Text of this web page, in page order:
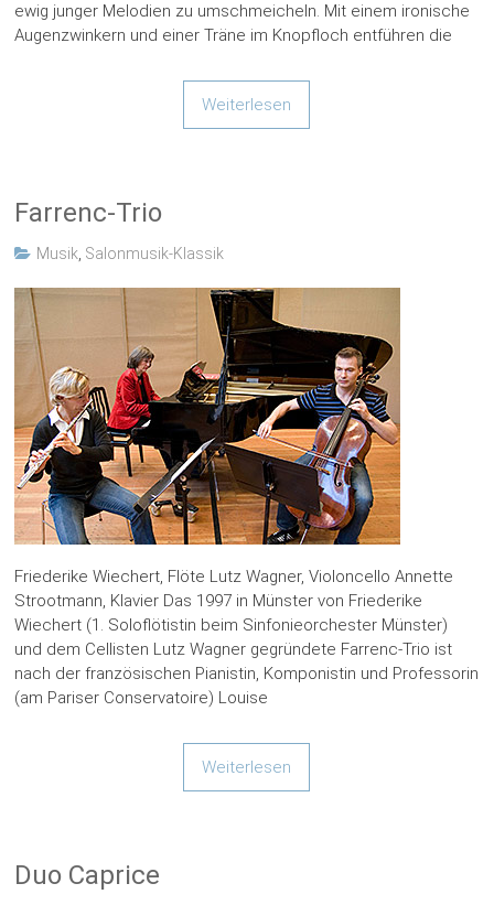
ewig junger Melodien zu umschmeicheln. Mit einem ironische
Augenzwinkern und einer Träne im Knopfloch entführen die
Weiterlesen
Farrenc-Trio
Musik Salonmusik-Klassik
Friederike Wiechert, Flöte Lutz Wagner, Violoncello Annette
Strootmann, Klavier Das 1997 in Münster von Friederike
Wiechert (1. Soloflötistin beim Sinfonieorchester Münster)
und dem Cellisten Lutz Wagner gegründete Farrenc-Trio ist
nach der französischen Pianistin, Komponistin und Professorin
(am Pariser Conservatoire) Louise
Weiterlesen
Duo Caprice